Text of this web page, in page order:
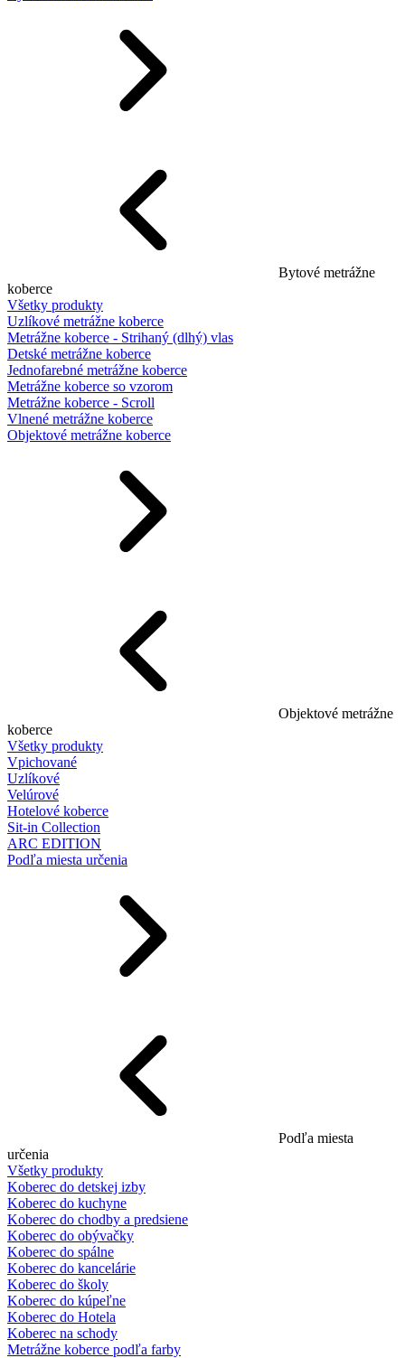
Bytové metrážne
koberce
Všetky produkty
Uzlíkové metrážne koberce
Metrážne koberce - Strihaný (dlhý) vlas
Detské metrážne koberce
Jednofarebné metrážne koberce
Metrážne koberce so vzorom
Metrážne koberce - Scroll
Vlnené metrážne koberce
Objektové metrážne koberce
Objektové metrážne
koberce
Všetky produkty
Vpichované
Uzlíkové
Velúrové
Hotelové koberce
Sit-in Collection
ARC EDITION
Podľa miesta určenia
Podľa miesta
určenia
Všetky produkty
Koberec do detskej izby
Koberec do kuchyne
Koberec do chodby a predsiene
Koberec do obývačky
Koberec do spálne
Koberec do kancelárie
Koberec do školy
Koberec do kúpeľne
Koberec do Hotela
Koberec na schody
Metrážne koberce podľa farby